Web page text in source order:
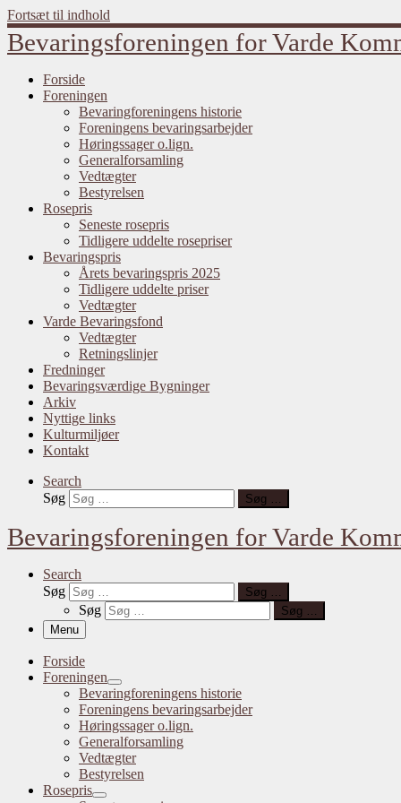
Fortsæt til indhold
Bevaringsforeningen for Varde
Forside
Foreningen
Bevaringforeningens historie
Foreningens bevaringsarbejder
Høringssager o.lign.
Generalforsamling
Vedtægter
Bestyrelsen
Rosepris
Seneste rosepris
Tidligere uddelte rosepriser
Bevaringspris
Årets bevaringspris 2025
Tidligere uddelte priser
Vedtægter
Varde Bevaringsfond
Vedtægter
Retningslinjer
Fredninger
Bevaringsværdige Bygninger
Arkiv
Nyttige links
Kulturmiljøer
Kontakt
Search
Søg
Søg …
Bevaringsforeningen for Varde
Search
Søg
Søg …
Søg
Søg …
Menu
Forside
Foreningen
Bevaringforeningens historie
Foreningens bevaringsarbejder
Høringssager o.lign.
Generalforsamling
Vedtægter
Bestyrelsen
Rosepris